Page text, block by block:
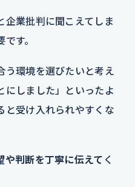
企業批判に聞こえてしま
す。
う環境を選びたいと考え
にしました」といったよ
と受け入れられやすくな
や判断を丁寧に伝えて く